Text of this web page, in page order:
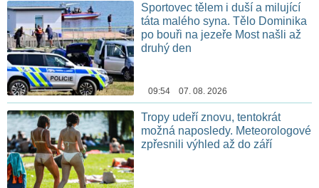
Sportovec tělem i duší a milující
táta malého syna. Tělo Dominika
po bouři na jezeře Most našli až
druhý den
09:54 07. 08. 2026
Tropy udeří znovu, tentokrát
možná naposledy. Meteorologové
zpřesnili výhled až do září